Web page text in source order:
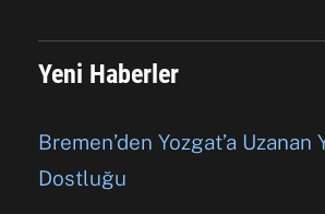
Yeni Haberler
Bremen’den Yozgat’a Uzanan
Dostluğu